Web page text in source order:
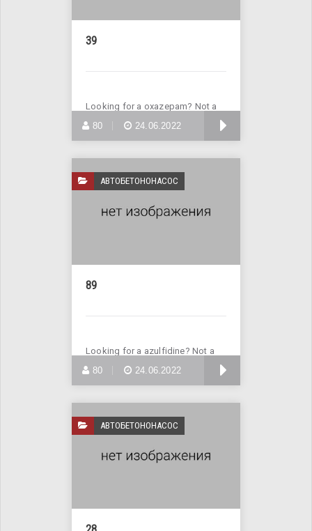
39
Looking for a oxazepam? Not a
problem! Enter Site >>>
80 24.06.2022
АВТОБЕТОНОНАСОС
89
Looking for a azulfidine? Not a
problem! Enter Site >>>
80 24.06.2022
АВТОБЕТОНОНАСОС